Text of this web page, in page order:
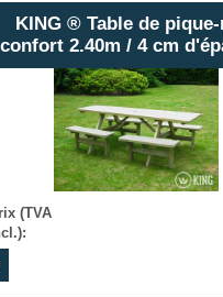
KING ® Table de
confort 2.40m / 4 cm
(TVA
: